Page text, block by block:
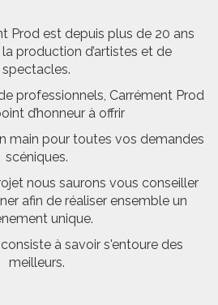
Prod est depuis plus de 20 ans
production d’artistes et de
spectacles.
professionnels, Carrément Prod
d’honneur à offrir
main pour toutes vos demandes
scéniques.
nous saurons vous conseiller
afin de réaliser ensemble un
unique.
à savoir s'entoure des
meilleurs.